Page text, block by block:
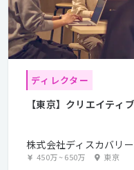
ディレクター
【東京】クリエイティ
株式会社ディスカバリー
450万~650万 東京